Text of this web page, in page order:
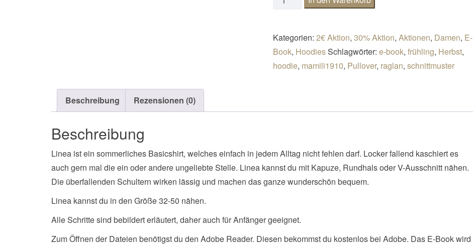
Kategorien: 2€ Aktion, 30% Aktion, Aktionen, Damen, E-
Book, HoodiesSchlagwörter: e-book, frühling, Herbst,
hoodie, mamili1910, Pullover, raglan, schnittmuster
Beschreibung Rezensionen (0)
Beschreibung
Linea ist ein sommerliches Basicshirt, welches einfach in jedem Alltag nicht fehlen darf. Locker fallend kaschiert es
auch gern mal die ein oder andere ungeliebte Stelle. Linea kannst du mit Kapuze, Rundhals oder V-Ausschnitt nähen.
Die überfallenden Schultern wirken lässig und machen das ganze wunderschön bequem.
Linea kannst du in den Größe 32-50 nähen.
Alle Schritte sind bebildert erläutert, daher auch für Anfänger geeignet.
Zum Öffnen der Dateien benötigst du den Adobe Reader. Diesen bekommst du kostenlos bei Adobe. Das E-Book wird